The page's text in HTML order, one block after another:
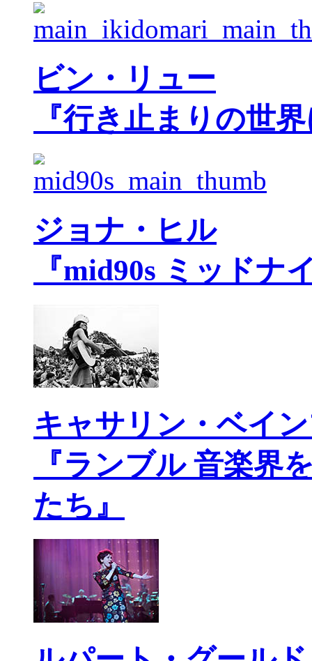
ビン・リュー
『行き止まりの世
ジョナ・ヒル
『mid90s ミッドナ
キャサリン・ベイ
『ランブル 音楽界
たち』